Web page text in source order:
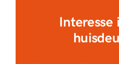
Interesse